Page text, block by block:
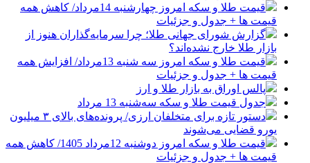
قیمت طلا و سکه امروز چهارشنبه 14مرداد/ کاهش همه
قیمت ها + جدول و جزئیات
گزارش شورای جهانی طلا؛ چرا سرمایه‌گذاران هنوز از
بازار طلا خارج نشده‌اند؟
قیمت طلا و سکه امروز سه شنبه 13مرداد/ افزایش همه
قیمت ها + جدول و جزئیات
پالس اوراق به بازار طلا و ارز
جدول قیمت طلا و سکه سه‌شنبه 13 مرداد
دستور تازه برای متخلفان ارزی/ پرونده‌های بالای ۳ میلیون
یورو قضایی می‌شوند
قیمت طلا و سکه امروز دوشنبه 12مرداد 1405/ کاهش همه
قیمت ها + جدول و جزئیات